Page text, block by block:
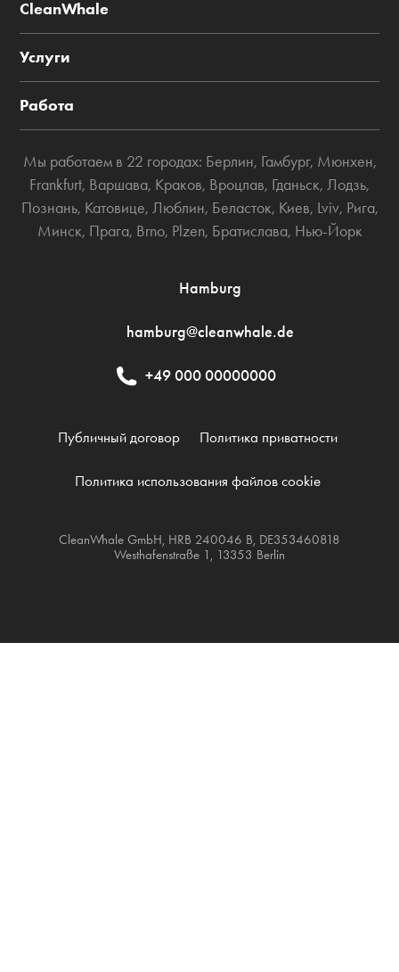
CleanWhale
Услуги
Работа
Мы работаем в 22 городах: Берлин, Гамбург, Мюнхен,
Frankfurt, Варшава, Краков, Вроцлав, Гданьск, Лодзь,
Познань, Катовице, Люблин, Беласток, Киев, Lviv, Рига,
Минск, Прага, Brno, Plzen, Братислава, Нью-Йорк
Hamburg
hamburg@cleanwhale.de
+49 000 00000000
Публичный договор Политика приватности
Политика использования файлов cookie
CleanWhale GmbH, HRB 240046 B, DE353460818
Westhafenstraße 1, 13353 Berlin